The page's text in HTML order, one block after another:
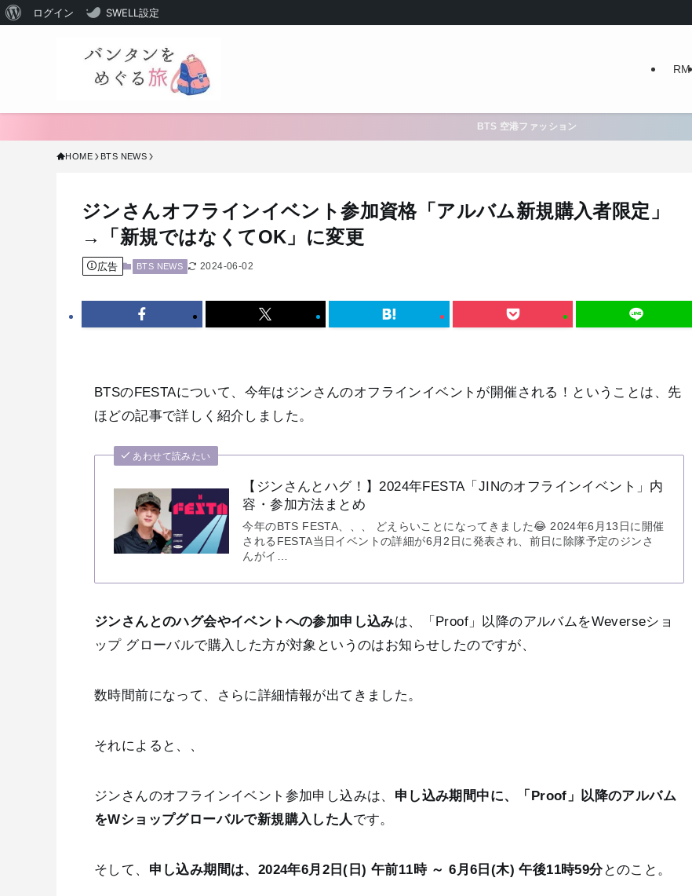
WordPress
て
ログイン SWELL設定
RM
BTS 空港ファッション
HOME BTS NEWS
ジンさんオフラインイベント参加資格「アルバム新規購入者限定」
→「新規ではなくてOK」に変更
広告 BTS NEWS 2024-06-02
BTSのFESTAについて、今年はジンさんのオフラインイベントが開催される！ということは、先
ほどの記事で詳しく紹介しました。
あわせて読みたい
【ジンさんとハグ！】2024年FESTA「JINのオフラインイベント」内
容・参加方法まとめ
今年のBTS FESTA、、、 どえらいことになってきました😂 2024年6月13日に開催
されるFESTA当日イベントの詳細が6月2日に発表され、前日に除隊予定のジンさ
んがイ…
ジンさんとのハグ会やイベントへの参加申し込みは、「Proof」以降のアルバムをWeverseショ
ップ グローバルで購入した方が対象というのはお知らせしたのですが、
数時間前になって、さらに詳細情報が出てきました。
それによると、、
ジンさんのオフラインイベント参加申し込みは、 申し込み期間中に、「Proof」以降のアルバム
をWショップグローバルで新規購入した人です。
そして、 申し込み期間は、2024年6月2日(日) 午前11時 ～ 6月6日(木) 午後11時59分 とのこと。